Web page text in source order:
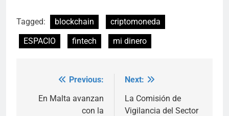
Tagged: blockchain
criptomoneda
ESPACIO
fintech mi dinero
navigation
Previous:
En Malta avanzan
con la
Next:
La Comisión de
Vigilancia del Sector